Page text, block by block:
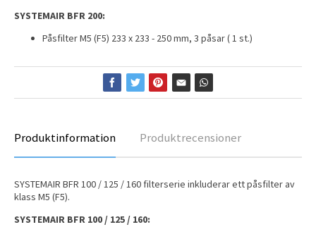
SYSTEMAIR BFR 200:
Påsfilter M5 (F5) 233 x 233 - 250 mm, 3 påsar ( 1 st.)
Produktinformation Produktrecensioner
SYSTEMAIR BFR 100 / 125 / 160 filterserie inkluderar ett påsfilter av
klass M5 (F5).
SYSTEMAIR BFR 100 / 125 / 160: